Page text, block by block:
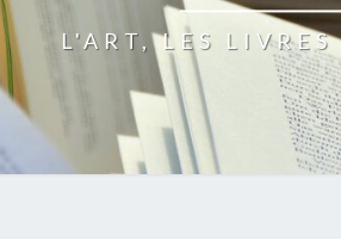
L'ART, LES LIVRES